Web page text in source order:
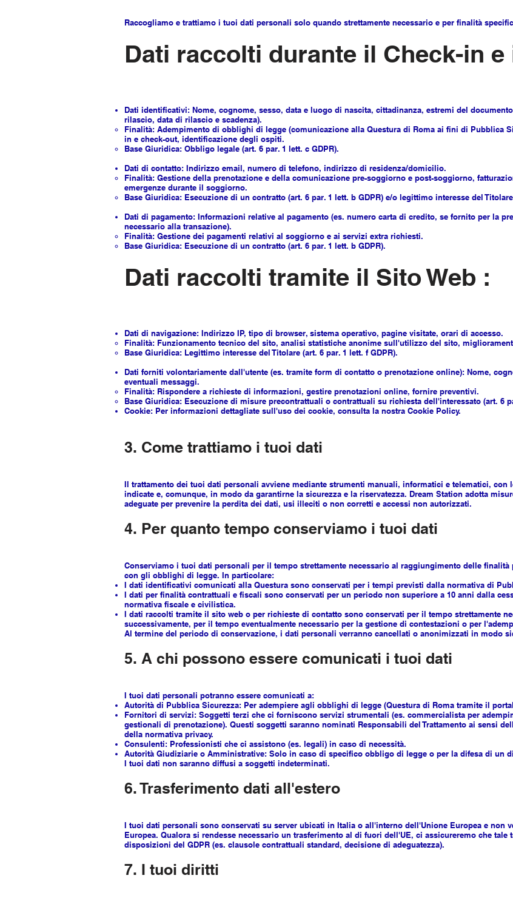
Raccogliamo e trattiamo i tuoi dati personali solo quando strettamente necessario e per finalità
Dati raccolti durante il Check-in
Dati identificativi: Nome, cognome, sesso, data e luogo di nascita, cittadinanza, estremi del
rilascio, data di rilascio e scadenza).
Finalità: Adempimento di obblighi di legge (comunicazione alla Questura di Roma ai fini di Pubblica
in e check-out, identificazione degli ospiti.
Base Giuridica: Obbligo legale (art. 6 par. 1 lett. c GDPR).
Dati di contatto: Indirizzo email, numero di telefono, indirizzo di residenza/domicilio.
Finalità: Gestione della prenotazione e della comunicazione pre-soggiorno e post-soggiorno,
emergenze durante il soggiorno.
Base Giuridica: Esecuzione di un contratto (art. 6 par. 1 lett. b GDPR) e/o legittimo interesse del
Dati di pagamento: Informazioni relative al pagamento (es. numero carta di credito, se fornito per la
necessario alla transazione).
Finalità: Gestione dei pagamenti relativi al soggiorno e ai servizi extra richiesti.
Base Giuridica: Esecuzione di un contratto (art. 6 par. 1 lett. b GDPR).
Dati raccolti tramite il Sito Web :
Dati di navigazione: Indirizzo IP, tipo di browser, sistema operativo, pagine visitate, orari di accesso.
Finalità: Funzionamento tecnico del sito, analisi statistiche anonime sull'utilizzo del sito,
Base Giuridica: Legittimo interesse del Titolare (art. 6 par. 1 lett. f GDPR).
Dati forniti volontariamente dall'utente (es. tramite form di contatto o prenotazione online): Nome,
eventuali messaggi.
Finalità: Rispondere a richieste di informazioni, gestire prenotazioni online, fornire preventivi.
Base Giuridica: Esecuzione di misure precontrattuali o contrattuali su richiesta dell'interessato (art. 6
Cookie: Per informazioni dettagliate sull'uso dei cookie, consulta la nostra Cookie Policy.
3. Come trattiamo i tuoi dati
Il trattamento dei tuoi dati personali avviene mediante strumenti manuali, informatici e telematici, con
indicate e, comunque, in modo da garantirne la sicurezza e la riservatezza. Dream Station adotta
adeguate per prevenire la perdita dei dati, usi illeciti o non corretti e accessi non autorizzati.
4. Per quanto tempo conserviamo i tuoi dati
Conserviamo i tuoi dati personali per il tempo strettamente necessario al raggiungimento delle
con gli obblighi di legge. In particolare:
I dati identificativi comunicati alla Questura sono conservati per i tempi previsti dalla normativa di
I dati per finalità contrattuali e fiscali sono conservati per un periodo non superiore a 10 anni dalla
normativa fiscale e civilistica.
I dati raccolti tramite il sito web o per richieste di contatto sono conservati per il tempo strettamente
successivamente, per il tempo eventualmente necessario per la gestione di contestazioni o per
Al termine del periodo di conservazione, i dati personali verranno cancellati o anonimizzati in modo
5. A chi possono essere comunicati i tuoi dati
I tuoi dati personali potranno essere comunicati a:
Autorità di Pubblica Sicurezza: Per adempiere agli obblighi di legge (Questura di Roma tramite il
Fornitori di servizi: Soggetti terzi che ci forniscono servizi strumentali (es. commercialista per
gestionali di prenotazione). Questi soggetti saranno nominati Responsabili del Trattamento ai sensi
della normativa privacy.
Consulenti: Professionisti che ci assistono (es. legali) in caso di necessità.
Autorità Giudiziarie o Amministrative: Solo in caso di specifico obbligo di legge o per la difesa di un
I tuoi dati non saranno diffusi a soggetti indeterminati.
6. Trasferimento dati all'estero
I tuoi dati personali sono conservati su server ubicati in Italia o all'interno dell'Unione Europea e non
Europea. Qualora si rendesse necessario un trasferimento al di fuori dell'UE, ci assicureremo che
disposizioni del GDPR (es. clausole contrattuali standard, decisione di adeguatezza).
7. I tuoi diritti